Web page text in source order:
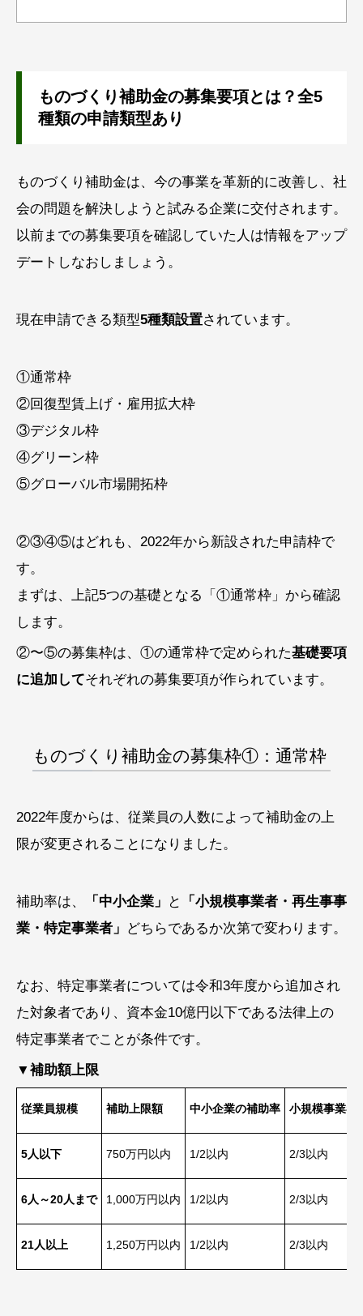
ものづくり補助金の募集要項とは？全5
種類の申請類型あり
ものづくり補助金は、今の事業を革新的に改善し、社
会の問題を解決しようと試みる企業に交付されます。
以前までの募集要項を確認していた人は情報をアップ
デートしなおしましょう。
現在申請できる類型5種類設置されています。
①通常枠
②回復型賃上げ・雇用拡大枠
③デジタル枠
④グリーン枠
⑤グローバル市場開拓枠
②③④⑤はどれも、2022年から新設された申請枠で
す。
まずは、上記5つの基礎となる「①通常枠」から確認
します。
②〜⑤の募集枠は、①の通常枠で定められた基礎要項
に追加してそれぞれの募集要項が作られています。
ものづくり補助金の募集枠①：通常枠
2022年度からは、従業員の人数によって補助金の上
限が変更されることになりました。
補助率は、 「中小企業」 と
「小規模事業者・再生事事
業・特定事業者」 どちらであるか次第で変わります。
なお、特定事業者については令和3年度から追加され
た対象者であり、資本金10億円以下である法律上の
特定事業者でことが条件です。
▼補助額上限
従業員規模 補助上限額 中小企業の補助率 小規模事業者
5人以下 750万円以内 1/2以内 2/3以内
6人～20人まで 1,000万円以内 1/2以内 2/3以内
21人以上 1,250万円以内 1/2以内 2/3以内